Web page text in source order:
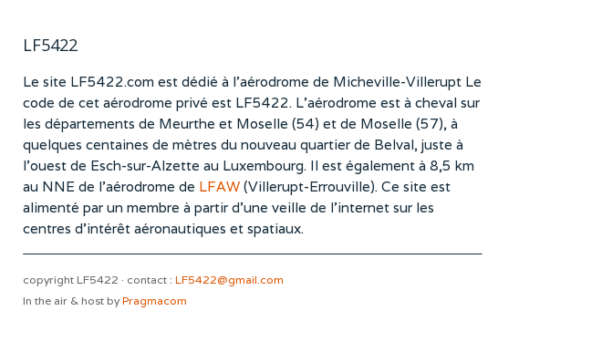
LF5422
Le site LF5422.com est dédié à l’aérodrome de Micheville-Villerupt Le
code de cet aérodrome privé est LF5422. L’aérodrome est à cheval sur
les départements de Meurthe et Moselle (54) et de Moselle (57), à
quelques centaines de mètres du nouveau quartier de Belval, juste à
l’ouest de Esch-sur-Alzette au Luxembourg. Il est également à 8,5 km
au NNE de l’aérodrome de LFAW(Villerupt-Errouville). Ce site est
alimenté par un membre à partir d’une veille de l’internet sur les
centres d’intérêt aéronautiques et spatiaux.
copyright LF5422 · contact : LF5422@gmail.com
In the air & host byPragmacom